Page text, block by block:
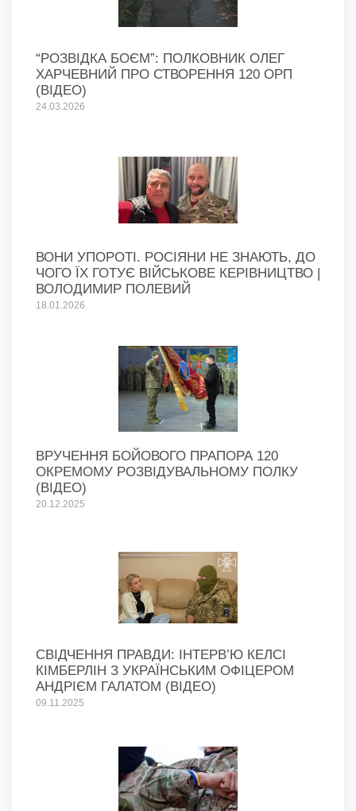
“РОЗВІДКА БОЄМ”: ПОЛКОВНИК ОЛЕГ
ХАРЧЕВНИЙ ПРО СТВОРЕННЯ 120 ОРП
(ВІДЕО)
24.03.2026
ВОНИ УПОРОТІ. РОСІЯНИ НЕ ЗНАЮТЬ, ДО
ЧОГО ЇХ ГОТУЄ ВІЙСЬКОВЕ КЕРІВНИЦТВО |
ВОЛОДИМИР ПОЛЕВИЙ
18.01.2026
ВРУЧЕННЯ БОЙОВОГО ПРАПОРА 120
ОКРЕМОМУ РОЗВІДУВАЛЬНОМУ ПОЛКУ
(ВІДЕО)
20.12.2025
СВІДЧЕННЯ ПРАВДИ: ІНТЕРВ’Ю КЕЛСІ
КІМБЕРЛІН З УКРАЇНСЬКИМ ОФІЦЕРОМ
АНДРІЄМ ГАЛАТОМ (ВІДЕО)
09.11.2025